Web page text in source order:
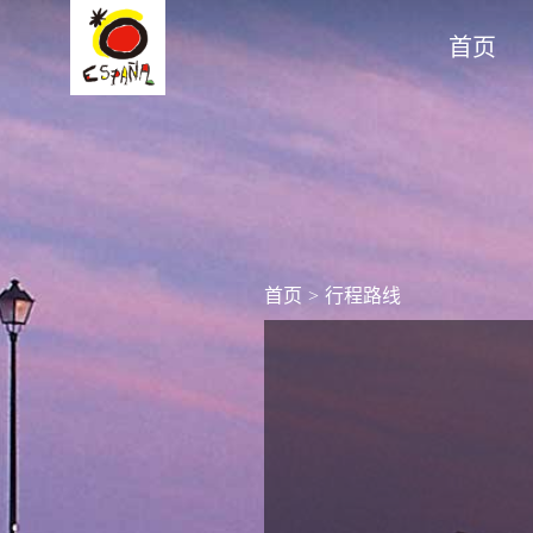
首页
首页 > 行程路线